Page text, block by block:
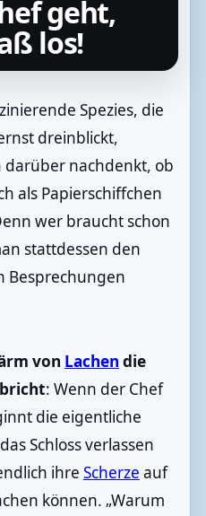
geht,
los!
Spezies, die
dreinblickt,
nachdenkt, ob
als Papierschiffchen
wer braucht schon
stattdessen den
Besprechungen
von Lachen die
: Wenn der Chef
die eigentliche
Schloss verlassen
ihre Scherze auf
können. „Warum